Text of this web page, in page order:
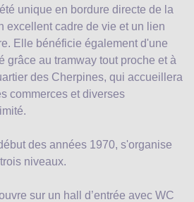
unique en bordure directe de la
excellent cadre de vie et un lien
Elle bénéficie également d'une
grâce au tramway tout proche et à
des Cherpines, qui accueillera
commerces et diverses
des années 1970, s'organise
niveaux.
sur un hall d’entrée avec WC